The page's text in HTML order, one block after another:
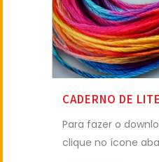
CADERNO DE
Para fazer o
clique no ícone